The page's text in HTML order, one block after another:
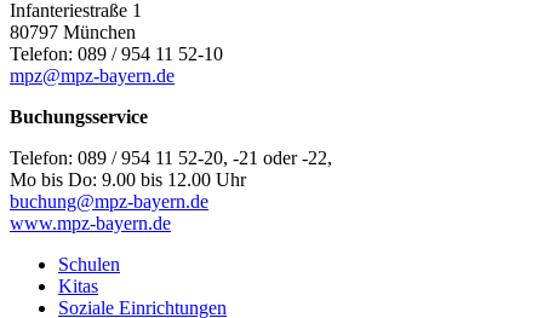
Infanteriestraße 1
80797 München
Telefon: 089 / 954 11 52-10
mpz@mpz-bayern.de
Buchungsservice
Telefon: 089 / 954 11 52-20, -21 oder -22,
Mo bis Do: 9.00 bis 12.00 Uhr
buchung@mpz-bayern.de
www.mpz-bayern.de
Schulen
Kitas
Soziale Einrichtungen